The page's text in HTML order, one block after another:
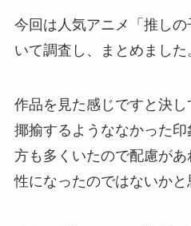
今回は人気アニメ「推し
いて調査し、まとめました
作品を見た感じですと決
揶揄するようななかった
方も多くいたので配慮が
性になったのではないかと